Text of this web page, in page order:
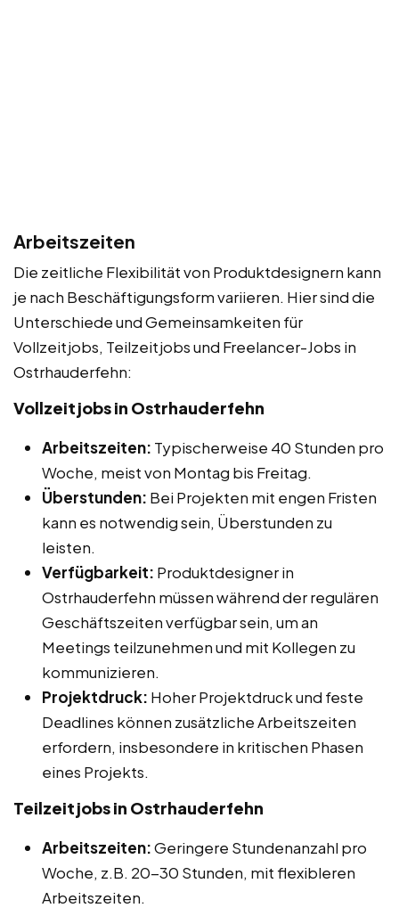
Arbeitszeiten
Die zeitliche Flexibilität von Produktdesignern kann
je nach Beschäftigungsform variieren. Hier sind die
Unterschiede und Gemeinsamkeiten für
Vollzeitjobs, Teilzeitjobs und Freelancer-Jobs in
Ostrhauderfehn:
Vollzeitjobs in Ostrhauderfehn
Arbeitszeiten: Typischerweise 40 Stunden pro
Woche, meist von Montag bis Freitag.
Überstunden: Bei Projekten mit engen Fristen
kann es notwendig sein, Überstunden zu
leisten.
Verfügbarkeit: Produktdesigner in
Ostrhauderfehn müssen während der regulären
Geschäftszeiten verfügbar sein, um an
Meetings teilzunehmen und mit Kollegen zu
kommunizieren.
Projektdruck: Hoher Projektdruck und feste
Deadlines können zusätzliche Arbeitszeiten
erfordern, insbesondere in kritischen Phasen
eines Projekts.
Teilzeitjobs in Ostrhauderfehn
Arbeitszeiten:Geringere Stundenanzahl pro
Woche, z.B. 20-30 Stunden, mit flexibleren
Arbeitszeiten.